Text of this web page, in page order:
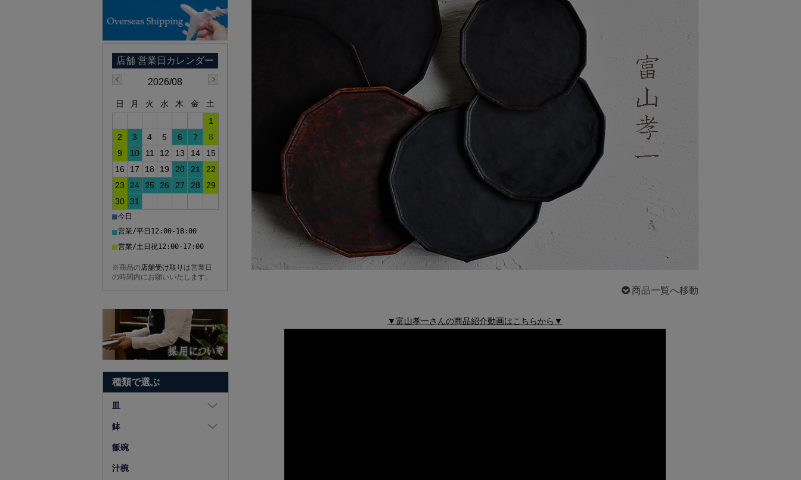
商品一覧へ移動
▼富山孝一さんの商品紹介動画はこちらから▼
2026/08
日 月 火 水 木 金
土
1
2
3 4 5 6 7
8
9
10 11 12 13 14
15
16
17 18 19 20 21
22
23
24 25 26 27 28
29
30 31
■今日
■営業/平日12:00-18:00
■営業/土日祝12:00-17:00
※商品の店舗受け取り は営業日
の時間内にお願いいたします。
種類で選ぶ
皿
大皿（8寸以上）
中皿（5～7寸）
小皿（4寸以下）
鉢
大鉢（8寸以上）
中鉢（5～7寸）
飯碗
汁椀